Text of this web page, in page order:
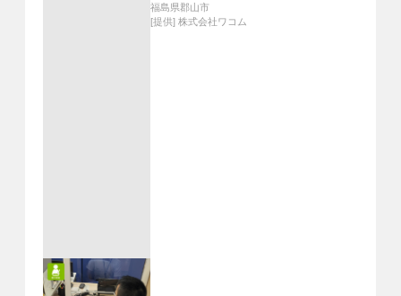
福島県郡山市
[提供] 株式会社ワコム